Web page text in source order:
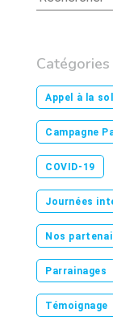
Catégories
Appel à la
Campagne
COVID-19
Journées
Nos
Parrainages
Témoignage